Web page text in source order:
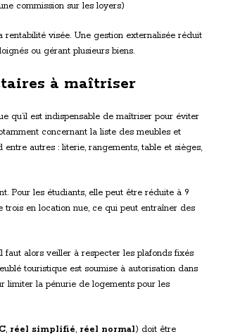
commission sur les loyers)
visée. Une gestion externalisée réduit
ou gérant plusieurs biens.
à maîtriser
qu’il est indispensable de maîtriser pour éviter
concernant la liste des meubles et
autres : literie, rangements, table et sièges,
Pour les étudiants, elle peut être réduite à 9
trois en location nue, ce qui peut entraîner des
faut alors veiller à respecter les plafonds fixés
touristique est soumise à autorisation dans
limiter la pénurie de logements pour les
, réel simplifié, réel normal) doit être